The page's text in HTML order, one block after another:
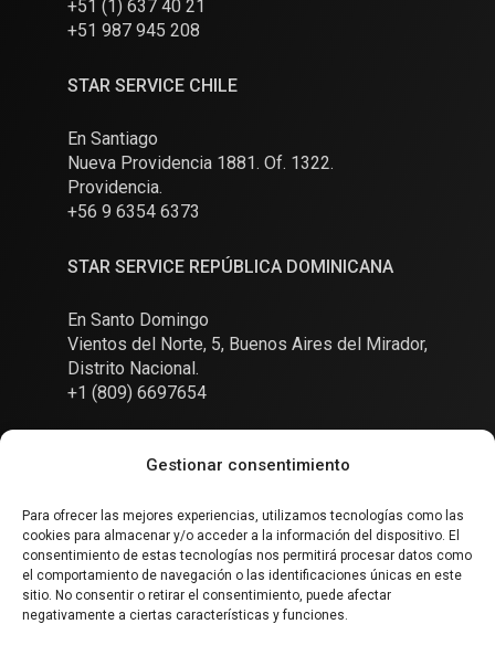
Gestionar consentimiento
Para ofrecer las mejores experiencias, utilizamos tecnologías como las
cookies para almacenar y/o acceder a la información del dispositivo. El
consentimiento de estas tecnologías nos permitirá procesar datos como
el comportamiento de navegación o las identificaciones únicas en este
sitio. No consentir o retirar el consentimiento, puede afectar
negativamente a ciertas características y funciones.
+51 (1) 637 40 21
+51 987 945 208
STAR SERVICE CHILE
En Santiago
Nueva Providencia 1881. Of. 1322.
Providencia.
+56 9 6354 6373
STAR SERVICE REPÚBLICA DOMINICANA
En Santo Domingo
Vientos del Norte, 5, Buenos Aires del Mirador,
Distrito Nacional.
+1 (809) 6697654
Conversemos